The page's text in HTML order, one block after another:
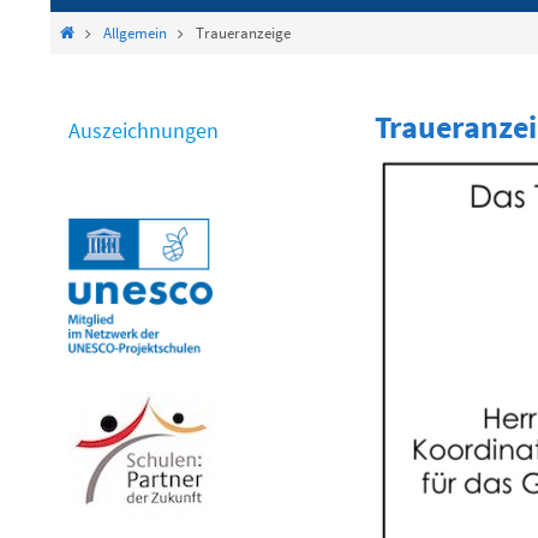
StartAllgemein Traueranzeige
Auszeichnungen